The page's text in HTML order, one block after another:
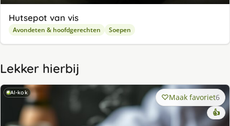
Hutsepot van vis
Avondeten & hoofdgerechten Soepen
Lekker hierbij
AI-kok Maak favoriet6
👍